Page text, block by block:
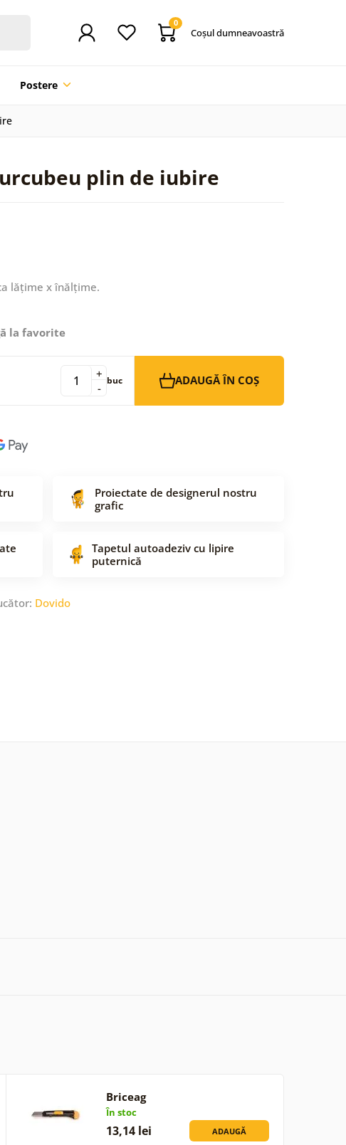
0
Coşul dumneavoastră
Postere
plin de iubire
lățime x înălțime.
la favorite
-
+ buc ADAUGĂ ÎN COȘ
Proiectate de designerul nostru
grafic
Tapetul autoadeziv cu lipire
puternică
Dovido
Briceag
În stoc
13,14 lei ADAUGĂ